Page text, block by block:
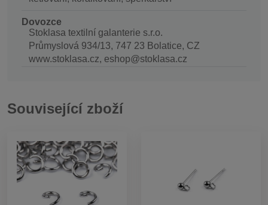
Dovozce
Stoklasa textilní galanterie s.r.o.
Průmyslová 934/13, 747 23 Bolatice, CZ
www.stoklasa.cz, eshop@stoklasa.cz
Související zboží